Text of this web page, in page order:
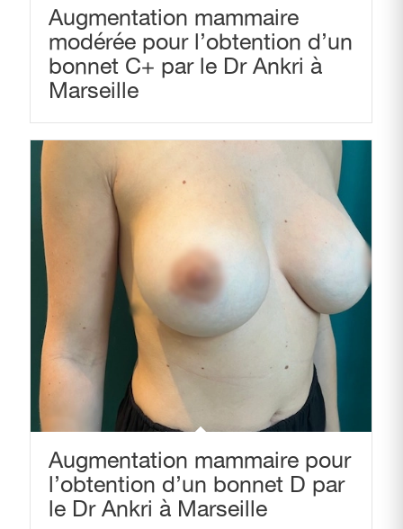
Augmentation mammaire
modérée pour l’obtention d’un
bonnet C+ par le Dr Ankri à
Marseille
Augmentation mammaire pour
l’obtention d’un bonnet D par
le Dr Ankri à Marseille